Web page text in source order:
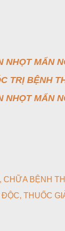
NHỌT MẨN
TRỊ BỆNH
NHỌT MẨN
CHỮA BỆNH
ĐỘC THUỐC